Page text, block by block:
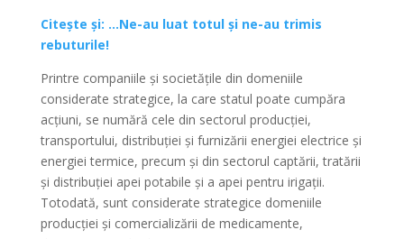
Citește și: …Ne-au luat totul și ne-au trimis
rebuturile!
Printre companiile și societățile din domeniile
considerate strategice, la care statul poate cumpăra
acțiuni, se numără cele din sectorul producției,
transportului, distribuției și furnizării energiei electrice și
energiei termice, precum și din sectorul captării, tratării
și distribuției apei potabile și a apei pentru irigații.
Totodată, sunt considerate strategice domeniile
producției și comercializării de medicamente,